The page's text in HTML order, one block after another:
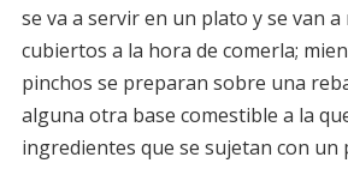
se va a servir en un plato y se van a
cubiertos a la hora de comerla;
pinchos se preparan sobre una
alguna otra base comestible a la
ingredientes que se sujetan con un